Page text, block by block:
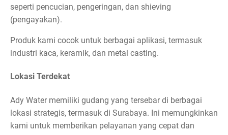
seperti pencucian, pengeringan, dan shieving
(pengayakan).
Produk kami cocok untuk berbagai aplikasi, termasuk
industri kaca, keramik, dan metal casting.
Lokasi Terdekat
Ady Water memiliki gudang yang tersebar di berbagai
lokasi strategis, termasuk di Surabaya. Ini memungkinkan
kami untuk memberikan pelayanan yang cepat dan